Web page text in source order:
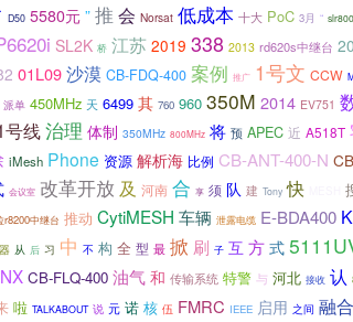
D50 5580元 ” 推 会 Norsat 低成本 十大 PoC 3月 “
SL2K 桥 江苏 2019 338 2013 rd620s中继台
01L09沙漠 CB-FDQ-400 案例 推广 1号文 CCW
派单 450MHz 天 6499 其 760 960 350M 2014 EV751
号线治理 体制 350MHz 800MHz 将 预 APEC 近 A518T
iMesh Phone 资源 解析海 比例 CB-ANT-400-N
会议室 改革开放 及 河南 合 享 须 队 建 Tony 快
r8200中继台 推动 CytiMESH 车辆 泄露电缆 E-BDA400
器 从 后 习 中 不 构 全 型 最 掀 刷 子 互 方 式
CB-FLQ-400 油气 和 传输系统 特警 与 河北 接收 认
啦 TALKABOUT 说 元 诺 核 伍 FMRC IEEE 启用 之间 融合